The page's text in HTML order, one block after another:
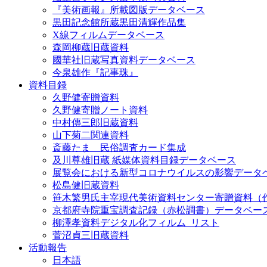
『美術画報』所載図版データベース
黒田記念館所蔵黒田清輝作品集
X線フィルムデータベース
森岡柳蔵旧蔵資料
國華社旧蔵写真資料データベース
今泉雄作『記事珠』
資料目録
久野健寄贈資料
久野健寄贈ノート資料
中村傳三郎旧蔵資料
山下菊二関連資料
斎藤たま 民俗調査カード集成
及川尊雄旧蔵 紙媒体資料目録データベース
展覧会における新型コロナウイルスの影響データ
松島健旧蔵資料
笹木繁男氏主宰現代美術資料センター寄贈資料（
京都府寺院重宝調査記録（赤松調書）データベー
柳澤孝資料デジタル化フィルム_リスト
菅沼貞三旧蔵資料
活動報告
日本語